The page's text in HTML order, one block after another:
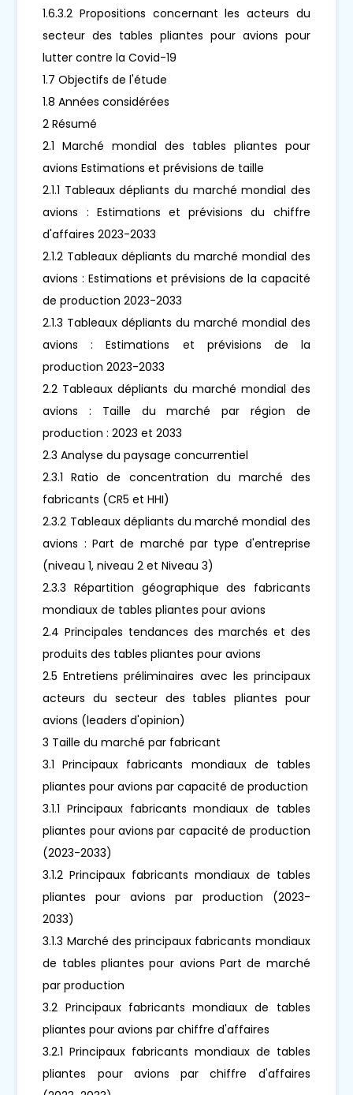
1.6.3.2 Propositions concernant les acteurs du
secteur des tables pliantes pour avions pour
lutter contre la Covid-19
1.7 Objectifs de l'étude
1.8 Années considérées
2 Résumé
2.1 Marché mondial des tables pliantes pour
avions Estimations et prévisions de taille
2.1.1 Tableaux dépliants du marché mondial des
avions : Estimations et prévisions du chiffre
d'affaires 2023-2033
2.1.2 Tableaux dépliants du marché mondial des
avions : Estimations et prévisions de la capacité
de production 2023-2033
2.1.3 Tableaux dépliants du marché mondial des
avions : Estimations et prévisions de la
production 2023-2033
2.2 Tableaux dépliants du marché mondial des
avions : Taille du marché par région de
production : 2023 et 2033
2.3 Analyse du paysage concurrentiel
2.3.1 Ratio de concentration du marché des
fabricants (CR5 et HHI)
2.3.2 Tableaux dépliants du marché mondial des
avions : Part de marché par type d'entreprise
(niveau 1, niveau 2 et Niveau 3)
2.3.3 Répartition géographique des fabricants
mondiaux de tables pliantes pour avions
2.4 Principales tendances des marchés et des
produits des tables pliantes pour avions
2.5 Entretiens préliminaires avec les principaux
acteurs du secteur des tables pliantes pour
avions (leaders d'opinion)
3 Taille du marché par fabricant
3.1 Principaux fabricants mondiaux de tables
pliantes pour avions par capacité de production
3.1.1 Principaux fabricants mondiaux de tables
pliantes pour avions par capacité de production
(2023-2033)
3.1.2 Principaux fabricants mondiaux de tables
pliantes pour avions par production (2023-
2033)
3.1.3 Marché des principaux fabricants mondiaux
de tables pliantes pour avions Part de marché
par production
3.2 Principaux fabricants mondiaux de tables
pliantes pour avions par chiffre d'affaires
3.2.1 Principaux fabricants mondiaux de tables
pliantes pour avions par chiffre d'affaires